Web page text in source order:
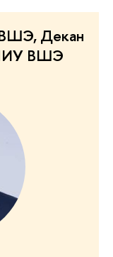
Декан
ВШЭ